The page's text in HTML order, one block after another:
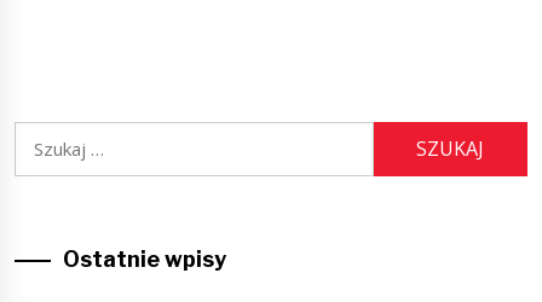
Ostatnie wpisy